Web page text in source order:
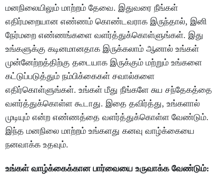
மனநிலையிலும் மாற்றம் தேவை. இதுவரை நீங்கள்
எதிர்மறையான எண்ணம் கொண்டவராக இருந்தால், இனி
நேர்மறை எண்ணங்களை வளர்த்துக்கொள்ளுங்கள். இது
உங்களுக்கு கடினமானதாக இருக்கலாம் ஆனால் உங்கள்
முன்னேற்றத்திற்கு தடையாக இருக்கும் மற்றும் உங்களை
கட்டுப்படுத்தும் நம்பிக்கைகள் சவால்களை
எதிர்கொள்ளுங்கள். உங்கள் மீது நீங்களே சுய சந்தேகத்தை
வளர்த்துக்கொள்ள கூடாது. இதை தவிர்த்து, உங்களால்
முடியும் என்ற எண்ணத்தை வளர்த்துக்கொள்ள வேண்டும்.
இந்த மனநிலை மாற்றம் உங்களது கனவு வாழ்க்கையை
நனவாக்க உதவும்.
உங்கள் வாழ்க்கைக்கான பார்வையை உருவாக்க வேண்டும்: